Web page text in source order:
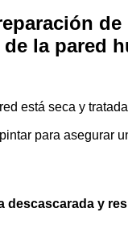
de
la pared
está seca y
para asegurar
descascarada y